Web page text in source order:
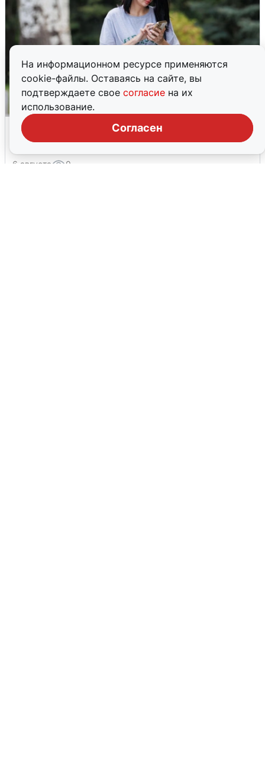
На информационном ресурсе применяются
cookie-файлы. Оставаясь на сайте, вы
подтверждаете свое согласие на их
использование.
Согласен
Волгоградцы остались без
мобильного интернета
6 августа 0